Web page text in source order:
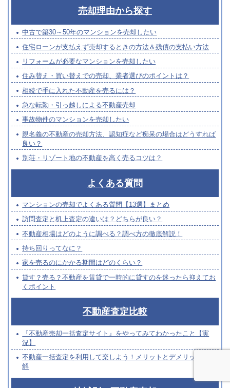
売却理由から探す
中古で築30～50年のマンションを売却したい
住宅ローンが支払えず売却するときの方法＆残債の支払い方法
リフォームが必要なマンションを売却したい
住み替え・買い替えでの売却、業者選びのポイントは？
相続で手に入れた不動産を売るには？
急な転勤・引っ越しによる不動産売却
事故物件のマンションを売却したい
親名義の不動産の売却方法、認知症など痴呆の場合はどうすれば
良い？
別荘・リゾート地の不動産を高く売るコツは？
よくある質問
マンションの売却でよくある質問【13選】まとめ
訪問査定と机上査定の違いは？どちらが良い？
不動産相場はどのように調べる？調べ方の徹底解説！
持ち回りってなに？
家を売るのにかかる期間はどのくらい？
貸す？売る？不動産を賃貸で一時的に貸すのを迷ったら抑えてお
くポイント
不動産査定比較
『不動産売却一括査定サイト』をやってみてわかったこと【実
況】
不動産一括査定を利用して楽しよう！メリットとデメリットを理
解